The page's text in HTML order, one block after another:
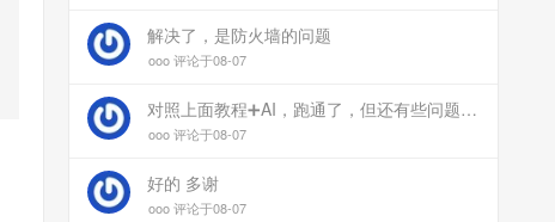
解决了，是防火墙的问题
ooo 评论于08-07
对照上面教程➕AI，跑通了，但还有些问题：手机连上vpn后，部分家里内网的服务能访问（内网的Debian服务器可以），部分不能(routeros网页），不知道问题出在哪
ooo 评论于08-07
好的 多谢
ooo 评论于08-07